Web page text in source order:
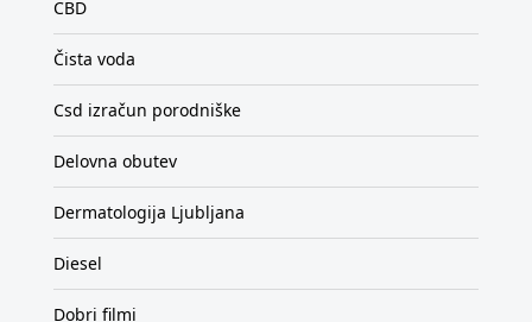
CBD
Čista voda
Csd izračun porodniške
Delovna obutev
Dermatologija Ljubljana
Diesel
Dobri filmi